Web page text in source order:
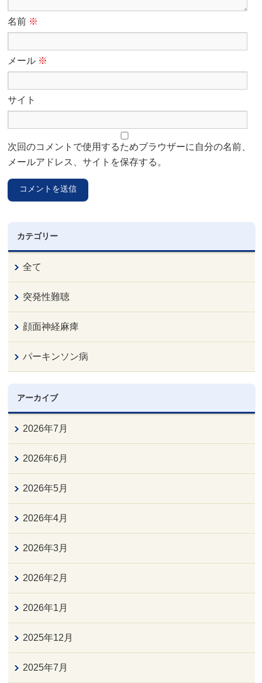
名前 ※
メール ※
サイト
次回のコメントで使用するためブラウザーに自分の名前、
メールアドレス、サイトを保存する。
カテゴリー
全て
突発性難聴
顔面神経麻痺
パーキンソン病
アーカイブ
2026年7月
2026年6月
2026年5月
2026年4月
2026年3月
2026年2月
2026年1月
2025年12月
2025年7月